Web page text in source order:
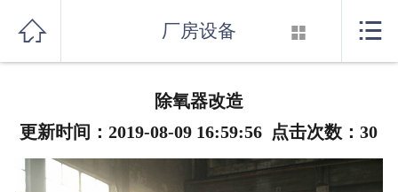
关于我们
新闻资讯
 厂房设备  
除氧器改造
更新时间：2019-08-09 16:59:56 点击次数：30